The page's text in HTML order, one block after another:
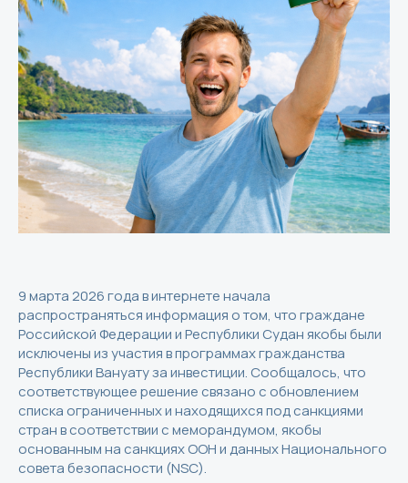
9 марта 2026 года в интернете начала
распространяться информация о том, что граждане
Российской Федерации и Республики Судан якобы были
исключены из участия в программах гражданства
Республики Вануату за инвестиции. Сообщалось, что
соответствующее решение связано с обновлением
списка ограниченных и находящихся под санкциями
стран в соответствии с меморандумом, якобы
основанным на санкциях ООН и данных Национального
совета безопасности (NSC).